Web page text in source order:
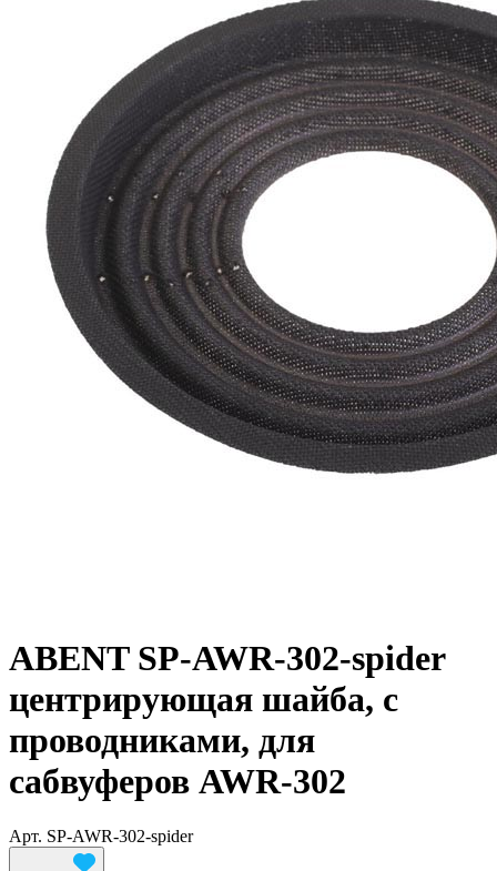
ABENT SP-AWR-302-spider
центрирующая шайба, с
проводниками, для
сабвуферов AWR-302
Арт. SP-AWR-302-spider